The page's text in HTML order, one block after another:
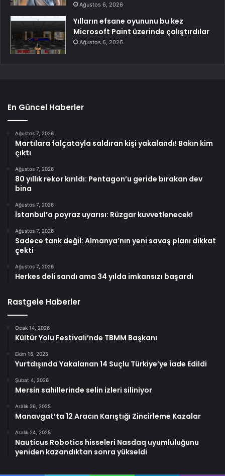
Ağustos 6, 2026
Yılların efsane oyununu bu kez
Microsoft Paint üzerinde çalıştırdılar
Ağustos 6, 2026
En Güncel Haberler
Ağustos 7, 2026
Martılara falçatayla saldıran kişi yakalandı! Bakın kim
çıktı
Ağustos 7, 2026
80 yıllık rekor kırıldı: Pentagon’u geride bırakan dev
bina
Ağustos 7, 2026
İstanbul’a poyraz uyarısı: Rüzgar kuvvetlenecek!
Ağustos 7, 2026
Sadece tank değil: Almanya’nın yeni savaş planı dikkat
çekti
Ağustos 7, 2026
Herkes deli sandı ama 34 yılda imkansızı başardı
Rastgele Haberler
Ocak 14, 2026
Kültür Yolu Festivali’nde TBMM Başkanı
Ekim 16, 2025
Yurtdışında Yakalanan 14 Suçlu Türkiye’ye İade Edildi
Şubat 4, 2026
Mersin sahillerinde selin izleri siliniyor
Aralık 26, 2025
Manavgat’ta 12 Aracın Karıştığı Zincirleme Kazalar
Aralık 24, 2025
Nauticus Robotics hisseleri Nasdaq uyumluluğunu
yeniden kazandıktan sonra yükseldi